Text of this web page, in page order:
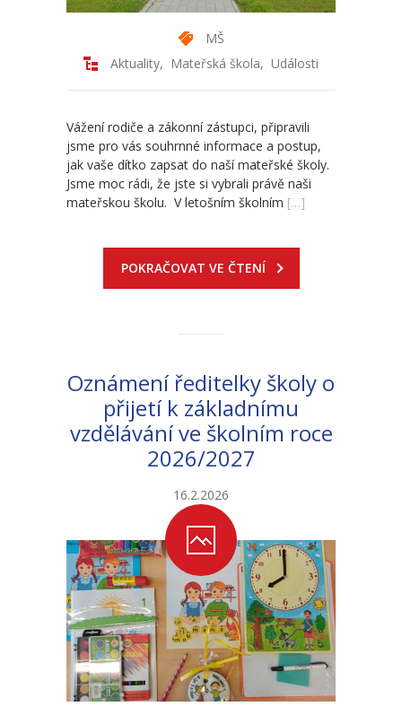
-- Seznam alergenů
-- Klub rodičů
-- Školská rada ZŠ Chvalčov
-- Školní poradenské pracoviště ZŠ a MŠ
-- Dotační programy
---- Tělocvična
---- Posilovna
---- Multifunkční hřiště
---- Správce areálu
Kontakt
MŠ
Aktuality, Mateřská škola, Události
Vážení rodiče a zákonní zástupci, připravili
jsme pro vás souhrnné informace a postup,
jak vaše dítko zapsat do naší mateřské školy.
Jsme moc rádi, že jste si vybrali právě naši
mateřskou školu. V letošním školním […]
POKRAČOVAT VE ČTENÍ
Oznámení ředitelky školy o
přijetí k základnímu
vzdělávání ve školním roce
2026/2027
16.2.2026